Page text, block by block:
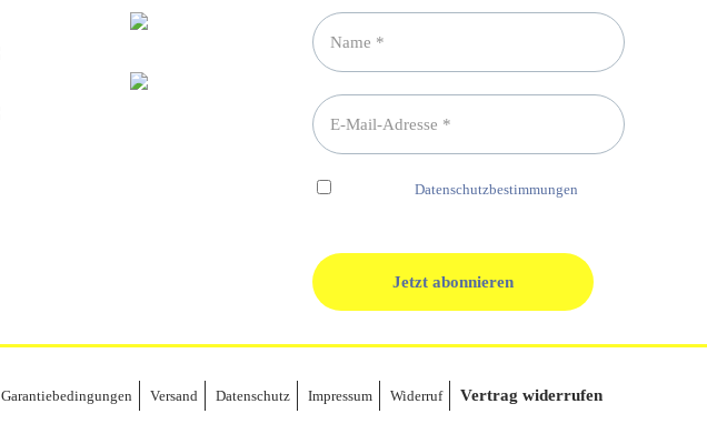
Datenschutzbestimmungen
Garantiebedingungen Versand Datenschutz Impressum Widerruf Vertrag widerrufen